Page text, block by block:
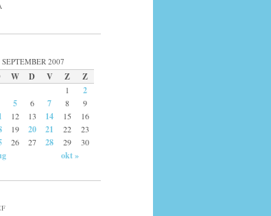
SEPTEMBER 2007
W D V Z Z
1 2
5 6 7 8
9
12 13 14 15
16
19 20 21 22
23
26 27 28 29 30
okt »